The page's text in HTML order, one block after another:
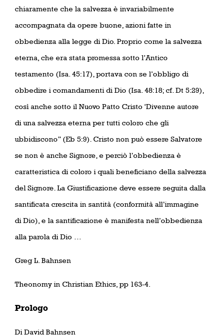
chiaramente che la salvezza è invariabilmente
accompagnata da opere buone, azioni fatte in
obbedienza alla legge di Dio. Proprio come la salvezza
eterna, che era stata promessa sotto l’Antico
testamento (Isa. 45:17), portava con se l’obbligo di
obbedire i comandamenti di Dio (Isa. 48:18; cf. Dt 5:29),
così anche sotto il Nuovo Patto Cristo ‘Divenne autore
di una salvezza eterna per tutti coloro che gli
ubbidiscono’’ (Eb 5:9). Cristo non può essere Salvatore
se non è anche Signore, e perciò l’obbedienza è
caratteristica di coloro i quali beneficiano della salvezza
del Signore. La Giustificazione deve essere seguita dalla
santificata crescita in santità (conformità all’immagine
di Dio), e la santificazione è manifesta nell’obbedienza
alla parola di Dio …
Greg L. Bahnsen
Theonomy in Christian Ethics, pp 163-4.
Prologo
Di David Bahnsen